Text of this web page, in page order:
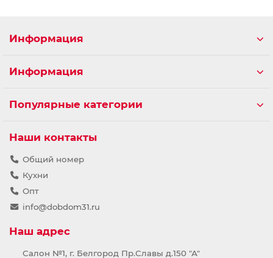
Информация
Информация
Популярные категории
Наши контакты
Общий номер
Кухни
Опт
info@dobdom31.ru
Наш адрес
Салон №1, г. Белгород Пр.Славы д.150 "А"